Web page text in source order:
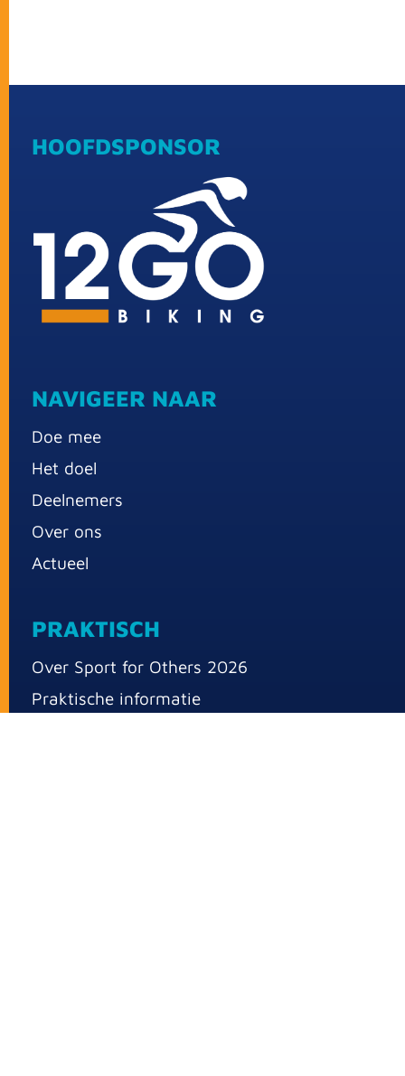
HOOFDSPONSOR
NAVIGEER NAAR
Doe mee
Het doel
Deelnemers
Over ons
Actueel
PRAKTISCH
Over Sport for Others 2026
Praktische informatie